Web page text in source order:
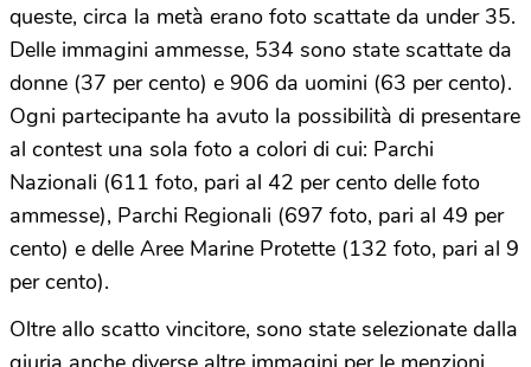
queste, circa la metà erano foto scattate da under 35.
Delle immagini ammesse, 534 sono state scattate da
donne (37 per cento) e 906 da uomini (63 per cento).
Ogni partecipante ha avuto la possibilità di presentare
al contest una sola foto a colori di cui: Parchi
Nazionali (611 foto, pari al 42 per cento delle foto
ammesse), Parchi Regionali (697 foto, pari al 49 per
cento) e delle Aree Marine Protette (132 foto, pari al 9
per cento).
Oltre allo scatto vincitore, sono state selezionate dalla